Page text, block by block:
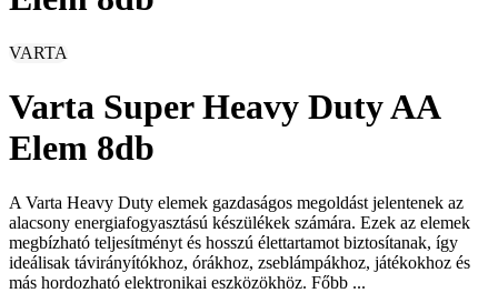
VARTA
Varta Super Heavy Duty AA
Elem 8db
A Varta Heavy Duty elemek gazdaságos megoldást jelentenek az
alacsony energiafogyasztású készülékek számára. Ezek az elemek
megbízható teljesítményt és hosszú élettartamot biztosítanak, így
ideálisak távirányítókhoz, órákhoz, zseblámpákhoz, játékokhoz és
más hordozható elektronikai eszközökhöz. Főbb ...